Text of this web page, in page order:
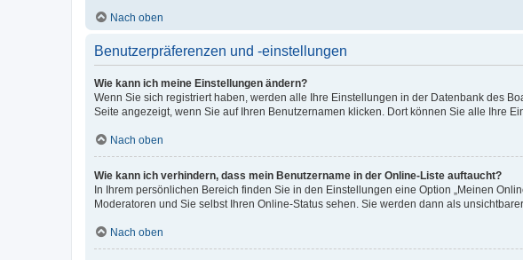
Nach oben
Benutzerpräferenzen und -einstellungen
Wie kann ich meine Einstellungen ändern?
Wenn Sie sich registriert haben, werden alle Ihre Einstellungen in der Datenbank des
Seite angezeigt, wenn Sie auf Ihren Benutzernamen klicken. Dort können Sie alle Ihre
Nach oben
Wie kann ich verhindern, dass mein Benutzername in der Online-Liste auftaucht?
In Ihrem persönlichen Bereich finden Sie in den Einstellungen eine Option „Meinen
Moderatoren und Sie selbst Ihren Online-Status sehen. Sie werden dann als
Nach oben